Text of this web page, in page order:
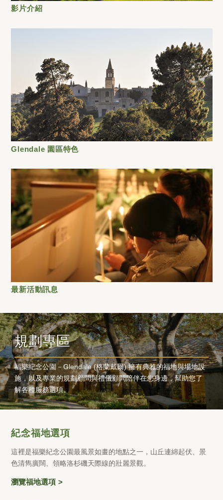
影片介紹
Glendale 園區特色
最新活動訊息
規劃專區
福樂紀念公園－Glendale (格蘭戴爾) 擁有典雅的福地與場地設
施，以及專業的規劃顧問與禮儀顧問陪伴在您身邊，幫助您了
解各種服務選項。
紀念福地選項
這裡是福樂紀念公園最風景如畫的地點之一，山丘連綿起伏、景
色清雋廣闊、領略洛杉磯天際線的壯麗景觀。
瀏覽福地選項